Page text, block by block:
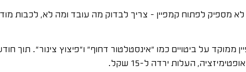
מספיק לפתוח קמפיין – צריך לבדוק מה עובד ומה לא, לכבות